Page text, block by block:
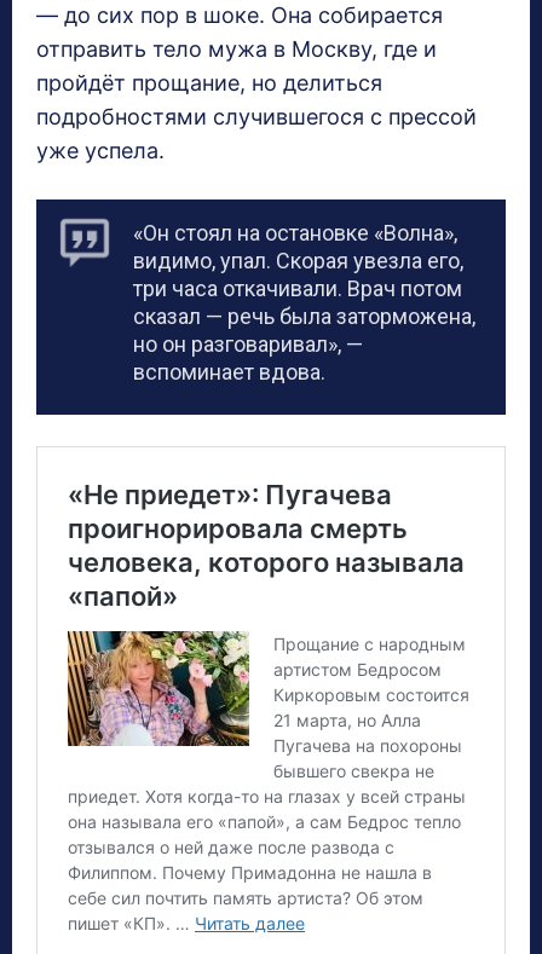
— до сих пор в шоке. Она собирается
отправить тело мужа в Москву, где и
пройдёт прощание, но делиться
подробностями случившегося с прессой
уже успела.
«Он стоял на остановке «Волна»,
видимо, упал. Скорая увезла его,
три часа откачивали. Врач потом
сказал — речь была заторможена,
но он разговаривал», —
вспоминает вдова.